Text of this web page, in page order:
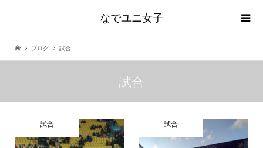
なでユニ女子
ブログ 試合
試合
試合 試合